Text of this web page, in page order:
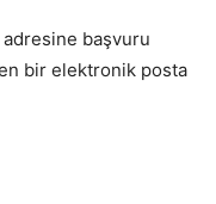
başvuru
bir elektronik posta